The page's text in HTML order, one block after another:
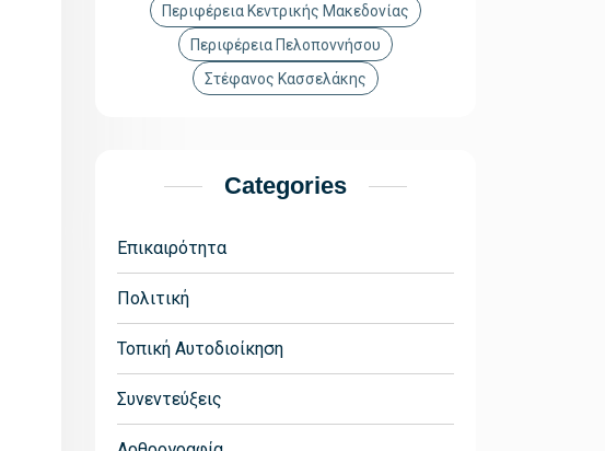
Περιφέρεια Κεντρικής Μακεδονίας
Περιφέρεια Πελοποννήσου
Στέφανος Κασσελάκης
Categories
Επικαιρότητα
Πολιτική
Τοπική Αυτοδιοίκηση
Συνεντεύξεις